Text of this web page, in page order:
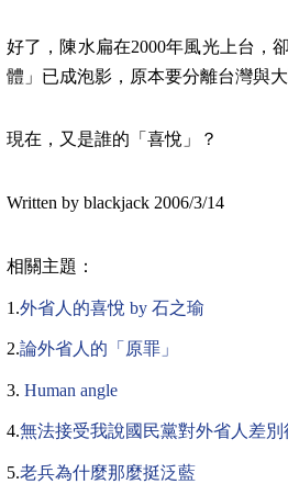
好了，陳水扁在2000年風光上台，
體」已成泡影，原本要分離台灣與
現在，又是誰的「喜悅」？
Written by blackjack 2006/3/14
相關主題：
1.外省人的喜悅 by 石之瑜
2.論外省人的「原罪」
3. Human angle
4.無法接受我說國民黨對外省人差別
5.老兵為什麼那麼挺泛藍